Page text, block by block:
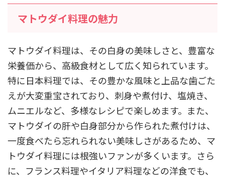
マトウダイ料理の魅力
マトウダイ料理は、その白身の美味しさと、豊富な
栄養価から、高級食材として広く知られています。
特に日本料理では、その豊かな風味と上品な歯ごた
えが大変重宝されており、刺身や煮付け、塩焼き、
ムニエルなど、多様なレシピで楽しめます。また、
マトウダイの肝や白身部分から作られた煮付けは、
一度食べたら忘れられない美味しさがあるため、マ
トウダイ料理には根強いファンが多くいます。さら
に、フランス料理やイタリア料理などの洋食でも、